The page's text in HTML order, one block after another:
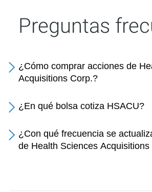
Preguntas
¿Cómo comprar acciones de
Acquisitions Corp.?
¿En qué bolsa cotiza HSACU?
¿Con qué frecuencia se
de Health Sciences Acquisitions